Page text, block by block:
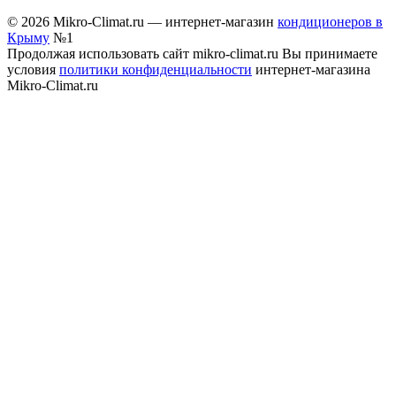
© 2026 Mikro-Climat.ru — интернет-магазин кондиционеров в
Крыму №1
Продолжая использовать сайт mikro-climat.ru Вы принимаете
условия политики конфиденциальности интернет-магазина
Mikro-Climat.ru